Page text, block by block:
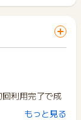
利用完了で成
もっと見る